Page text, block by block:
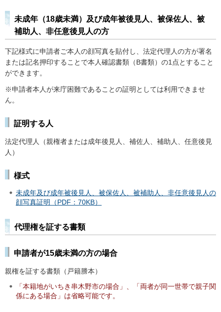
未成年（18歳未満）及び成年被後見人、被保佐人、被
補助人、非任意後見人の方
下記様式に申請者ご本人の顔写真を貼付し、法定代理人の方が署名
または記名押印することで本人確認書類（B書類）の1点とすること
ができます。
※申請者本人が来庁困難であることの証明としては利用できませ
ん。
証明する人
法定代理人（親権者または成年後見人、補佐人、補助人、任意後見
人）
様式
未成年及び成年被後見人、被保佐人、被補助人、非任意後見人の
顔写真証明（PDF：70KB）
代理権を証する書類
申請者が15歳未満の方の場合
親権を証する書類（戸籍謄本）
「本籍地がいちき串木野市の場合」、「両者が同一世帯で親子関
係にある場合」は省略可能です。